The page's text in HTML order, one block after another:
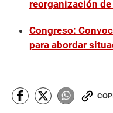
reorganización
Congreso:
para abordar